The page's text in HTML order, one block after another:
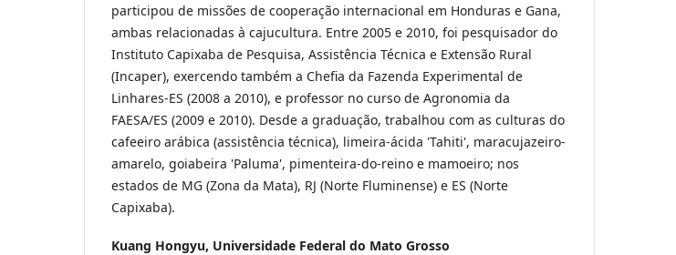
participou de missões de cooperação internacional em Honduras e Gana,
ambas relacionadas à cajucultura. Entre 2005 e 2010, foi pesquisador do
Instituto Capixaba de Pesquisa, Assistência Técnica e Extensão Rural
(Incaper), exercendo também a Chefia da Fazenda Experimental de
Linhares-ES (2008 a 2010), e professor no curso de Agronomia da
FAESA/ES (2009 e 2010). Desde a graduação, trabalhou com as culturas do
cafeeiro arábica (assistência técnica), limeira-ácida 'Tahiti', maracujazeiro-
amarelo, goiabeira 'Paluma', pimenteira-do-reino e mamoeiro; nos
estados de MG (Zona da Mata), RJ (Norte Fluminense) e ES (Norte
Capixaba).
Kuang Hongyu, Universidade Federal do Mato Grosso